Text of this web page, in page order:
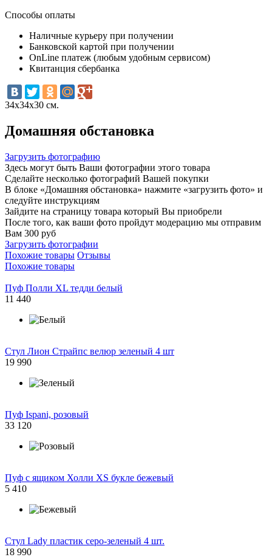
Способы оплаты
Наличные курьеру при получении
Банковской картой при получении
OnLine платеж (любым удобным сервисом)
Квитанция сбербанка
34х34х30 см.
Домашняя обстановка
Загрузить фотографию
Здесь могут быть Ваши фотографии этого товара
Сделайте несколько фотографий Вашей покупки
В блоке «Домашняя обстановка» нажмите «загрузить фото» и
следуйте инструкциям
Зайдите на страницу товара который Вы приобрели
После того, как ваши фото пройдут модерацию мы отправим
Вам 300 руб
Загрузить фотографии
Похожие товары Отзывы
Похожие товары
Пуф Полли XL тедди белый
11 440
Стул Лион Страйпс велюр зеленый 4 шт
19 990
Пуф Ispani, розовый
33 120
Пуф с ящиком Холли XS букле бежевый
5 410
Стул Lady пластик серо-зеленый 4 шт.
18 990